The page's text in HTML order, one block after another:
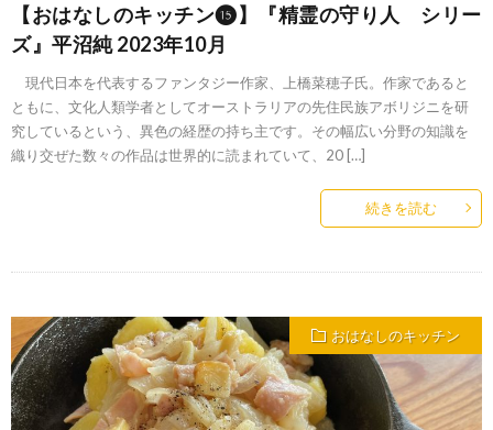
【おはなしのキッチン⓯】『精霊の守り人 シリー
ズ』平沼純 2023年10月
現代日本を代表するファンタジー作家、上橋菜穂子氏。作家であると
ともに、文化人類学者としてオーストラリアの先住民族アボリジニを研
究しているという、異色の経歴の持ち主です。その幅広い分野の知識を
織り交ぜた数々の作品は世界的に読まれていて、20 […]
続きを読む
おはなしのキッチン